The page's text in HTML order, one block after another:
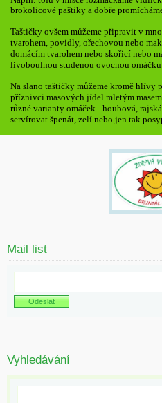
brokolicové paštiky a dobře
Taštičky ovšem můžeme připravit v
tvarohem, povidly, ořechovou nebo
domácím tvarohem nebo skořicí nebo
livoboulnou studenou ovocnou
Na slano taštičky můžeme kromě hlívy
příznivci masových jídel mletým
různé varianty omáček - houbová,
servírovat špenát, zelí nebo jen tak
Mail list
Vyhledávání